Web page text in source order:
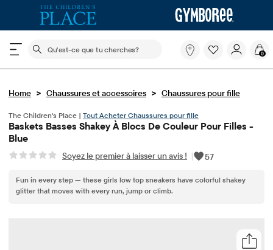
Le champ de recherche ci-dessous filtre les
Qu'est-
que
cherches?
0
Home > Chaussures et accessoires > Chaussures pour fille
The Children's Place | Tout Acheter Chaussures pour fille
Baskets Basses Shakey À Blocs De Couleur Pour Filles -
Blue
Soyez le premier à laisser un avis ! | 57
Fun in every step — these girls low top sneakers have colorful shakey
glitter that moves with every run, jump or climb.